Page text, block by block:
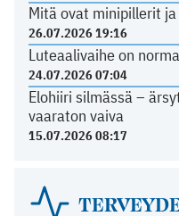
Mitä ovat minipillerit
26.07.2026 19:16
Luteaalivaihe on
24.07.2026 07:04
Elohiiri silmässä –
vaaraton vaiva
15.07.2026 08:17